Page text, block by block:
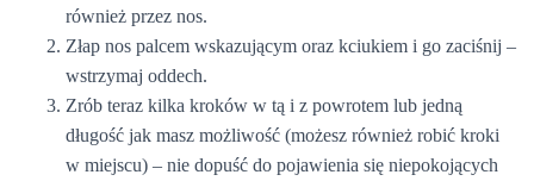
również przez nos.
Złap nos palcem wskazującym oraz kciukiem i go zaciśnij –
wstrzymaj oddech.
Zrób teraz kilka kroków w tą i z powrotem lub jedną
długość jak masz możliwość (możesz również robić kroki
w miejscu) – nie dopuść do pojawienia się niepokojących